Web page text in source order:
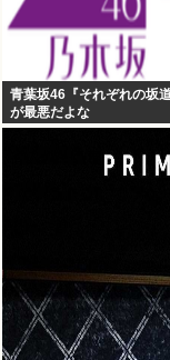
青葉坂46『それぞれの坂
が最悪だよな